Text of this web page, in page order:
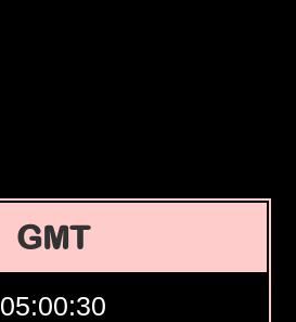
GMT
05:00:31